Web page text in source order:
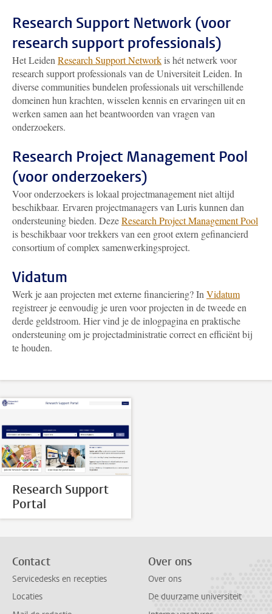
Research Support Network (voor
research support professionals)
Het Leiden Research Support Networkis hét netwerk voor
research support professionals van de Universiteit Leiden. In
diverse communities bundelen professionals uit verschillende
domeinen hun krachten, wisselen kennis en ervaringen uit en
werken samen aan het beantwoorden van vragen van
onderzoekers.
Research Project Management Pool
(voor onderzoekers)
Voor onderzoekers is lokaal projectmanagement niet altijd
beschikbaar. Ervaren projectmanagers van Luris kunnen dan
ondersteuning bieden. DezeResearch Project Management Pool
is beschikbaar voor trekkers van een groot extern gefinancierd
consortium of complex samenwerkingsproject.
Vidatum
Werk je aan projecten met externe financiering? In Vidatum
registreer je eenvoudig je uren voor projecten in de tweede en
derde geldstroom. Hier vind je de inlogpagina en praktische
ondersteuning om je projectadministratie correct en efficiënt bij
te houden.
Research Support
Portal
Contact
Servicedesks en recepties
Locaties
Over ons
Over ons
De duurzame universiteit